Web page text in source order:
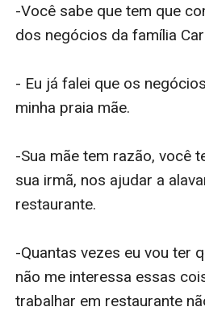
-Você sabe que tem que
dos negócios da família
- Eu já falei que os
minha praia mãe.
-Sua mãe tem razão, você
sua irmã, nos ajudar a
restaurante.
-Quantas vezes eu vou ter
não me interessa essas
trabalhar em restaurante